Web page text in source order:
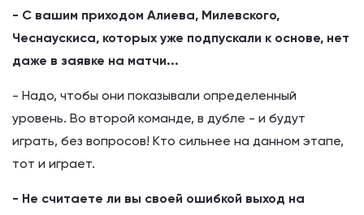
- С вашим приходом Алиева, Милевского,
Чеснаускиса, которых уже подпускали к основе, нет
даже в заявке на матчи...
- Надо, чтобы они показывали определенный
уровень. Во второй команде, в дубле - и будут
играть, без вопросов! Кто сильнее на данном этапе,
тот и играет.
- Не считаете ли вы своей ошибкой выход на